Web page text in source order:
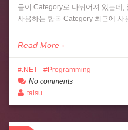
들이 Category로 나뉘어져 있는데,
사용하는 항목 Category 최근에
Read More
.NET
Programming
No comments
talsu